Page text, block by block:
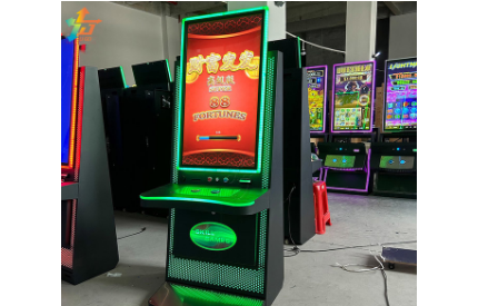
家へ
製品
ビデオ
わたしたち に つい て
工場 ツアー